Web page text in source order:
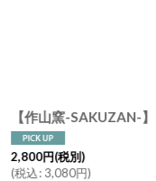
2,800円(税別)
(税込: 3,080円)